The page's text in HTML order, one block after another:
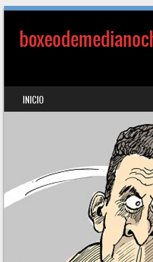
MENÚ
SALTAR AL CONTENIDO
INICIO